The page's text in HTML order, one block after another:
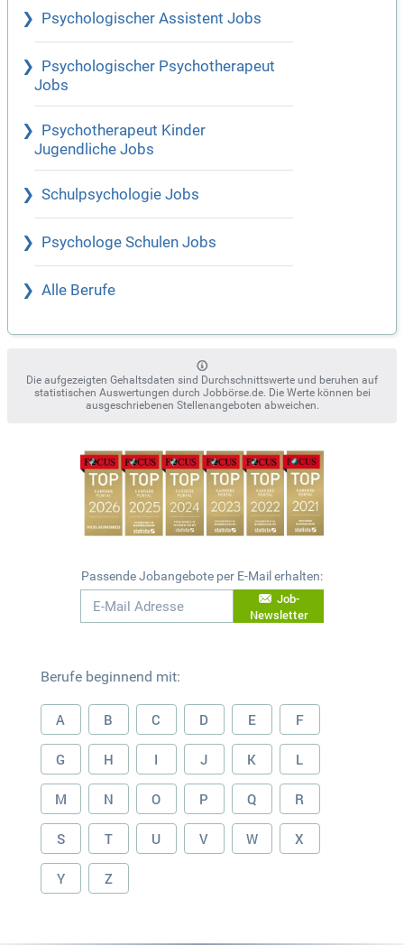
Psychologischer Assistent Jobs
Psychologischer Psychotherapeut
Jobs
Psychotherapeut Kinder
Jugendliche Jobs
Schulpsychologie Jobs
Psychologe Schulen Jobs
Alle Berufe
Die aufgezeigten Gehaltsdaten sind Durchschnittswerte und beruhen auf
statistischen Auswertungen durch Jobbörse.de. Die Werte können bei
ausgeschriebenen Stellenangeboten abweichen.
Passende Jobangebote per E-Mail erhalten:
Job-
Newsletter
Berufe beginnend mit:
A B C D E F
G H I J K L
M N O P Q R
S T U V W X
Y Z